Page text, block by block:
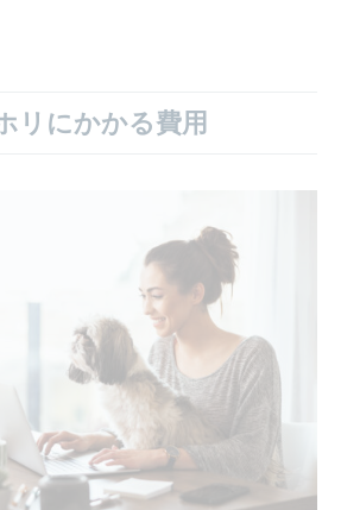
リにかかる費用